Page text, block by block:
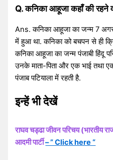
Q. कनिका आहूजा कहाँ की रहने
Ans. कनिका आहूजा का जन्म 7
में हुआ था. कनिका को बचपन से ही
कनिका आहूजा का जन्म पंजाबी हिंदू
उनके माता-पिता और एक भाई तथा
पंजाब पटियाला में रहती है.
इन्हें भी देखें
राघव चड्ढा जीवन परिचय (भारतीय
आदमी पार्टी– ” Click here “